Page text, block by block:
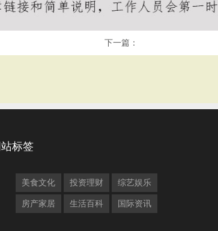
下一篇：
站标签
美食文化 投资理财 综艺娱乐
房产家居 生活百科 国际资讯